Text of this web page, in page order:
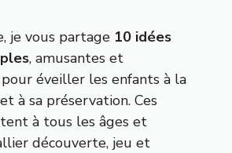
je vous partage 10 idées
, amusantes et
éveiller les enfants à la
à sa préservation. Ces
à tous les âges et
découverte, jeu et